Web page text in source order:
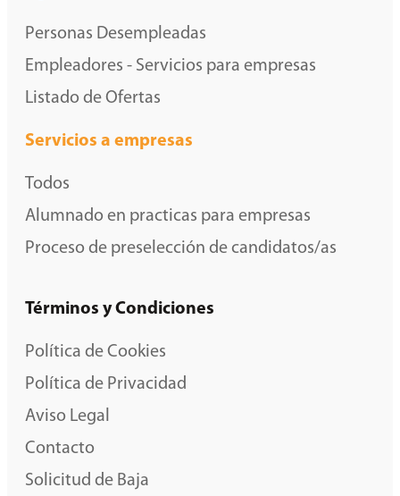
Personas Desempleadas
Empleadores - Servicios para empresas
Listado de Ofertas
Servicios a empresas
Todos
Alumnado en practicas para empresas
Proceso de preselección de candidatos/as
Términos y Condiciones
Política de Cookies
Política de Privacidad
Aviso Legal
Contacto
Solicitud de Baja